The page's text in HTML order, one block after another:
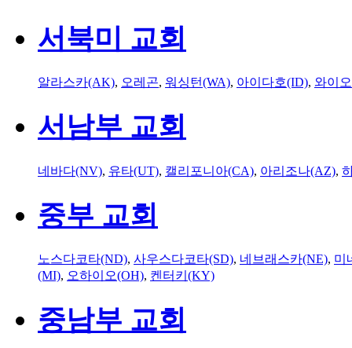
서북미 교회
알라스카(AK), 오레곤, 워싱턴(WA), 아이다호(ID), 와이
서남부 교회
네바다(NV), 유타(UT), 캘리포니아(CA), 아리조나(AZ),
중부 교회
노스다코타(ND), 사우스다코타(SD), 네브래스카(NE), 미
(MI), 오하이오(OH), 켄터키(KY)
중남부 교회